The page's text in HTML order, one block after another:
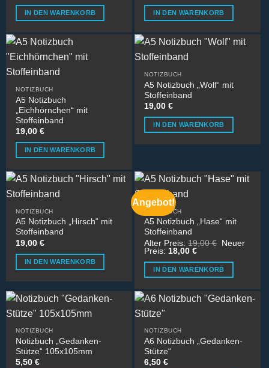
IN DEN WARENKORB IN DEN WARENKORB
NOTIZBUCH
A5 Notizbuch
„Eichhörnchen“ mit
Stoffeinband
19,00€
IN DEN WARENKORB
NOTIZBUCH
A5 Notizbuch „Wolf“ mit
Stoffeinband
19,00€
IN DEN WARENKORB
NOTIZBUCH
A5 Notizbuch „Hirsch“ mit
Stoffeinband
19,00€
IN DEN WARENKORB
Angebot!
NOTIZBUCH
A5 Notizbuch „Hase“ mit
Stoffeinband
Alter Preis: 19,00€
19,00 €
Neuer
Preis: 18,00€Aktueller
ist:
18,00 €.
IN DEN WARENKORB
NOTIZBUCH
Notizbuch „Gedanken-
Stütze“ 105x105mm
5,50€
NOTIZBUCH
A6 Notizbuch „Gedanken-
Stütze“
6,50€